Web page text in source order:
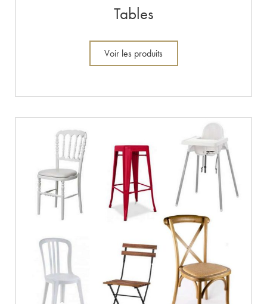
Tables
Voir les produits